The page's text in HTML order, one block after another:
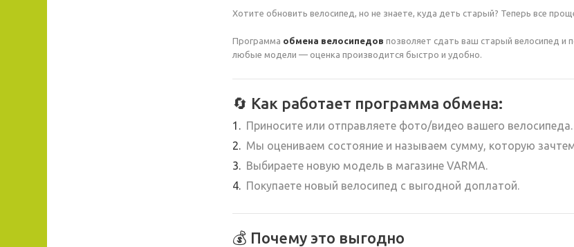
Хотите обновить велосипед, но не знаете, куда деть старый? Теперь все
Программа обмена велосипедов позволяет сдать ваш старый велосипед и
любые модели — оценка производится быстро и удобно.
🔄 Как работает программа обмена:
Приносите или отправляете фото/видео вашего велосипеда.
Мы оцениваем состояние и называем сумму, которую
Выбираете новую модель в магазине VARMA.
Покупаете новый велосипед с выгодной доплатой.
💰 Почему это выгодно